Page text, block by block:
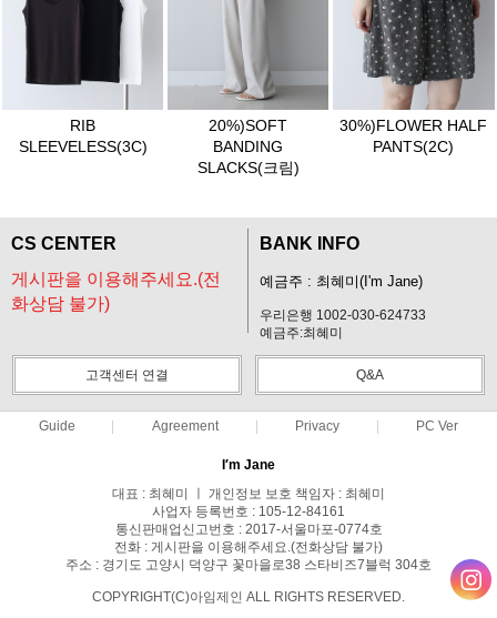
RIB
SLEEVELESS(3C)
20%)SOFT
BANDING
SLACKS(크림)
30%)FLOWER HALF
PANTS(2C)
CS CENTER
게시판을 이용해주세요.(전
화상담 불가)
BANK INFO
예금주 : 최혜미(I'm Jane)
우리은행 1002-030-624733
예금주:최혜미
고객센터 연결 Q&A
Guide Agreement Privacy PC Ver
I′m Jane
대표 : 최혜미 ㅣ 개인정보 보호 책임자 : 최혜미
사업자 등록번호 : 105-12-84161
통신판매업신고번호 : 2017-서울마포-0774호
전화 : 게시판을 이용해주세요.(전화상담 불가)
주소 : 경기도 고양시 덕양구 꽃마을로38 스타비즈7블럭 304호
COPYRIGHT(C)아임제인 ALL RIGHTS RESERVED.